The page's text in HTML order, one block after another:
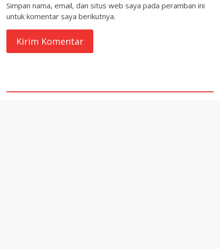
Simpan nama, email, dan situs web saya pada peramban ini
untuk komentar saya berikutnya.